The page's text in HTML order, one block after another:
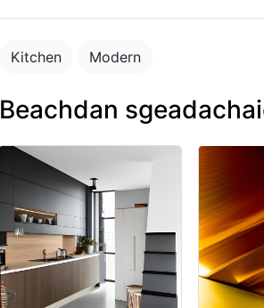
Kitchen Modern
Beachdan